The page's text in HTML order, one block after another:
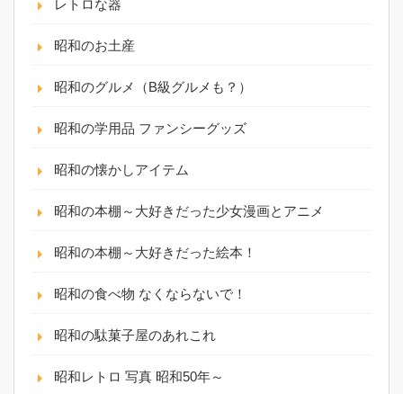
レトロな器
昭和のお土産
昭和のグルメ（B級グルメも？）
昭和の学用品 ファンシーグッズ
昭和の懐かしアイテム
昭和の本棚～大好きだった少女漫画とアニメ
昭和の本棚～大好きだった絵本！
昭和の食べ物 なくならないで！
昭和の駄菓子屋のあれこれ
昭和レトロ 写真 昭和50年～